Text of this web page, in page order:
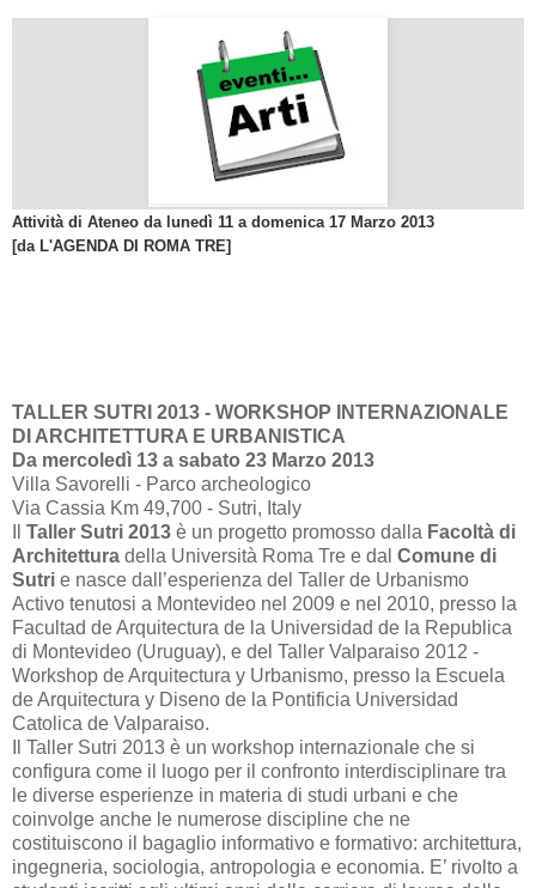
Attività di Ateneo da lunedì 11 a domenica 17 Marzo 2013
[da L'AGENDA DI ROMA TRE]
TALLER SUTRI 2013 - WORKSHOP INTERNAZIONALE
DI ARCHITETTURA E URBANISTICA
Da mercoledì 13 a sabato 23 Marzo 2013
Villa Savorelli - Parco archeologico
Via Cassia Km 49,700 - Sutri, Italy
Taller Sutri 2013 è un progetto promosso dalla Facoltà di
Architettura della Università Roma Tre e dal Comune di
Sutri e nasce dall’esperienza del Taller de Urbanismo
Activo tenutosi a Montevideo nel 2009 e nel 2010, presso la
Facultad de Arquitectura de la Universidad de la Republica
di Montevideo (Uruguay), e del Taller Valparaiso 2012 -
Workshop de Arquitectura y Urbanismo, presso la Escuela
de Arquitectura y Diseno de la Pontificia Universidad
Catolica de Valparaiso.
Il Taller Sutri 2013 è un workshop internazionale che si
configura come il luogo per il confronto interdisciplinare tra
le diverse esperienze in materia di studi urbani e che
coinvolge anche le numerose discipline che ne
costituiscono il bagaglio informativo e formativo: architettura,
ingegneria, sociologia, antropologia e economia. E’ rivolto a